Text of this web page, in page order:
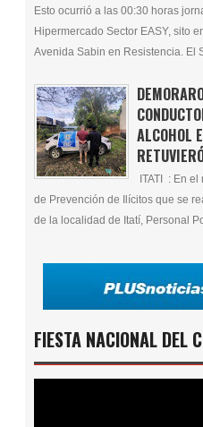
Esto ocurrió a las 00:30 horas
Hipermercado Sector EASY, sito
Avenida Sabin en Resistencia. El
ALCOHOL
ITATI : En
de Prevención de Ilícitos que se
de la localidad de Itatí, Personal
FIESTA NACIONAL DEL